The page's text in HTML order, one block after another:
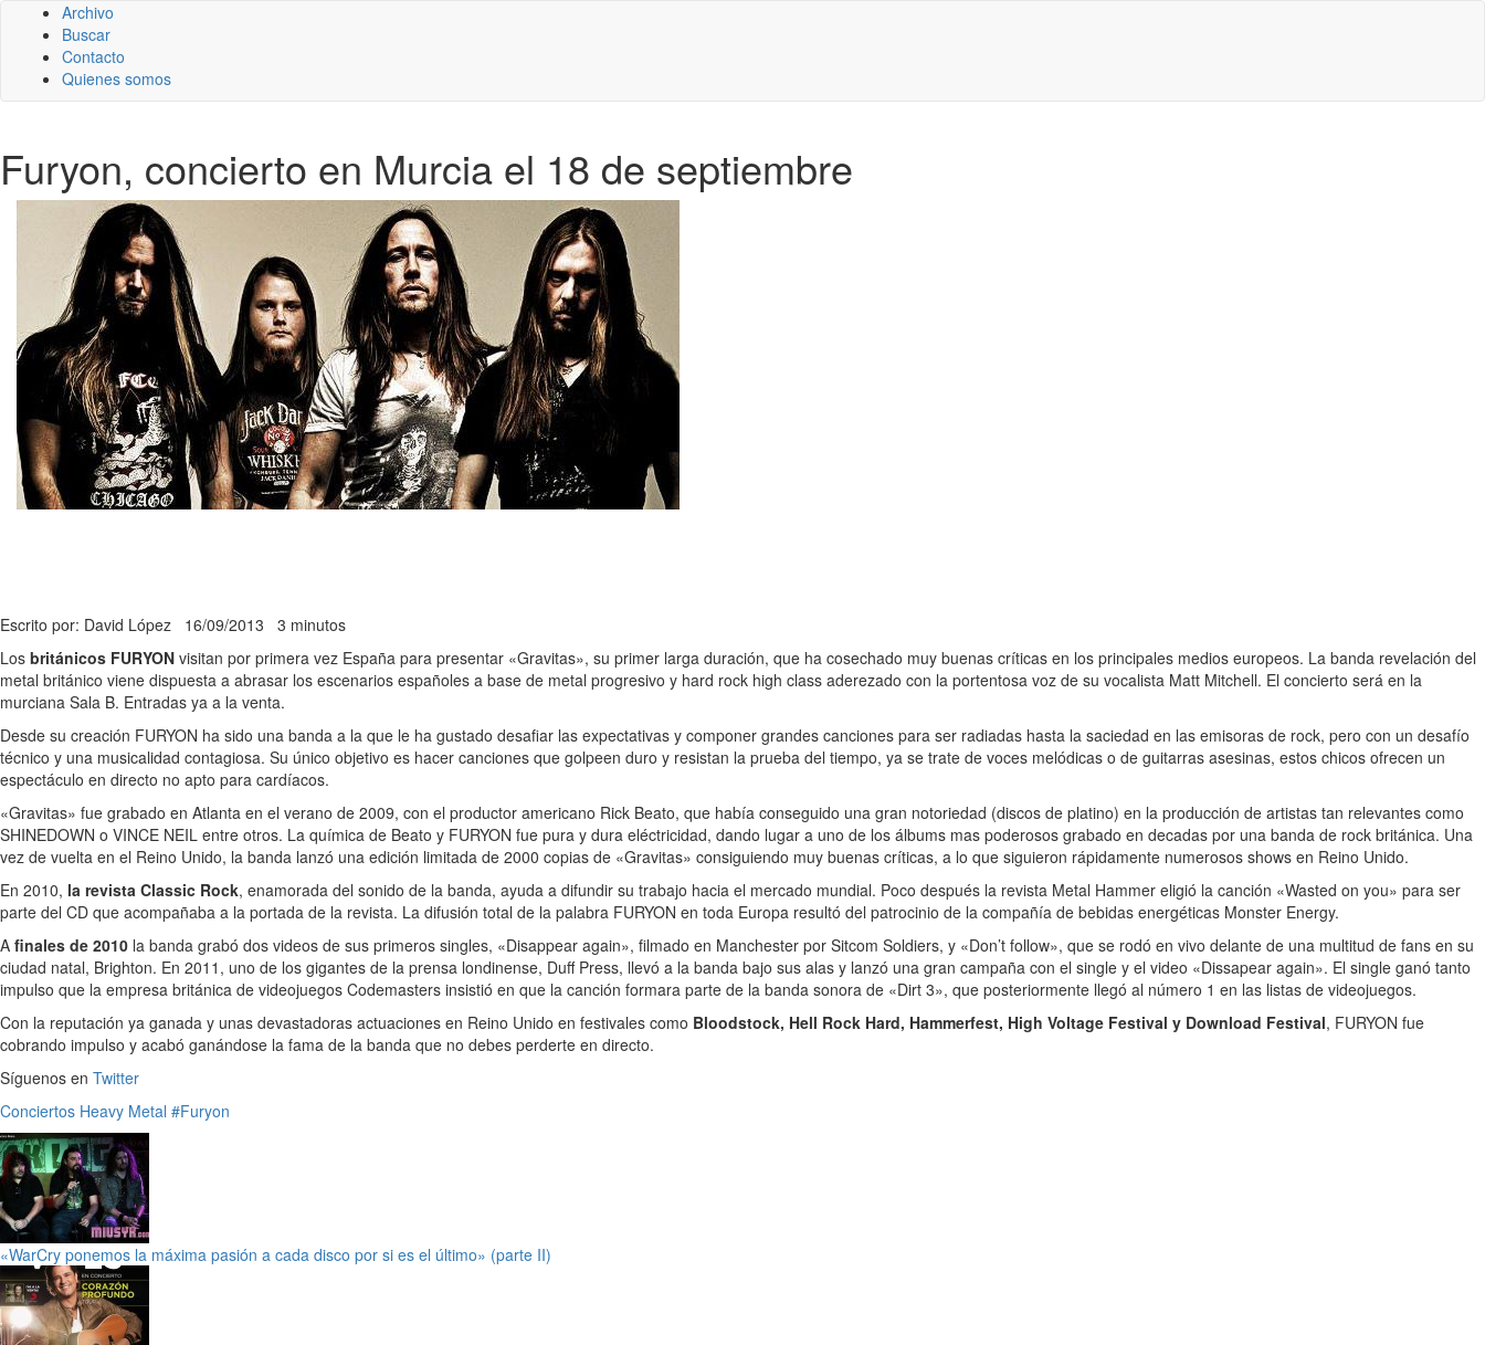
Archivo
Buscar
Contacto
Quienes somos
Furyon, concierto en Murcia el 18 de septiembre
Escrito por: David López 16/09/2013 3 minutos
Los británicos FURYON visitan por primera vez España para presentar «Gravitas», su primer larga duración, que ha cosechado muy buenas críticas en los principales medios europeos. La banda revelación del
metal británico viene dispuesta a abrasar los escenarios españoles a base de metal progresivo y hard rock high class aderezado con la portentosa voz de su vocalista Matt Mitchell. El concierto será en la
murciana Sala B. Entradas ya a la venta.
Desde su creación FURYON ha sido una banda a la que le ha gustado desafiar las expectativas y componer grandes canciones para ser radiadas hasta la saciedad en las emisoras de rock, pero con un desafío
técnico y una musicalidad contagiosa. Su único objetivo es hacer canciones que golpeen duro y resistan la prueba del tiempo, ya se trate de voces melódicas o de guitarras asesinas, estos chicos ofrecen un
espectáculo en directo no apto para cardíacos.
«Gravitas» fue grabado en Atlanta en el verano de 2009, con el productor americano Rick Beato, que había conseguido una gran notoriedad (discos de platino) en la producción de artistas tan relevantes como
SHINEDOWN o VINCE NEIL entre otros. La química de Beato y FURYON fue pura y dura eléctricidad, dando lugar a uno de los álbums mas poderosos grabado en decadas por una banda de rock británica. Una
vez de vuelta en el Reino Unido, la banda lanzó una edición limitada de 2000 copias de «Gravitas» consiguiendo muy buenas críticas, a lo que siguieron rápidamente numerosos shows en Reino Unido.
En 2010, la revista Classic Rock, enamorada del sonido de la banda, ayuda a difundir su trabajo hacia el mercado mundial. Poco después la revista Metal Hammer eligió la canción «Wasted on you» para ser
parte del CD que acompañaba a la portada de la revista. La difusión total de la palabra FURYON en toda Europa resultó del patrocinio de la compañía de bebidas energéticas Monster Energy.
A finales de 2010 la banda grabó dos videos de sus primeros singles, «Disappear again», filmado en Manchester por Sitcom Soldiers, y «Don’t follow», que se rodó en vivo delante de una multitud de fans en su
ciudad natal, Brighton. En 2011, uno de los gigantes de la prensa londinense, Duff Press, llevó a la banda bajo sus alas y lanzó una gran campaña con el single y el video «Dissapear again». El single ganó tanto
impulso que la empresa británica de videojuegos Codemasters insistió en que la canción formara parte de la banda sonora de «Dirt 3», que posteriormente llegó al número 1 en las listas de videojuegos.
Con la reputación ya ganada y unas devastadoras actuaciones en Reino Unido en festivales como Bloodstock, Hell Rock Hard, Hammerfest, High Voltage Festival y Download Festival, FURYON fue
cobrando impulso y acabó ganándose la fama de la banda que no debes perderte en directo.
Síguenos en Twitter
Conciertos Heavy Metal #Furyon
«WarCry ponemos la máxima pasión a cada disco por si es el último» (parte II)